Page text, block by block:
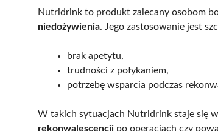
Nutridrink to produkt zalecany osobom
niedożywienia. Jego zastosowanie jest
brak apetytu,
trudności z połykaniem,
potrzebę wsparcia podczas
W takich sytuacjach Nutridrink staje się
rekonwalescencji po operacjach czy